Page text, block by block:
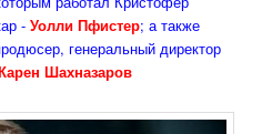
-Уолли Пфистер; а также
генеральный директор
Шахназаров